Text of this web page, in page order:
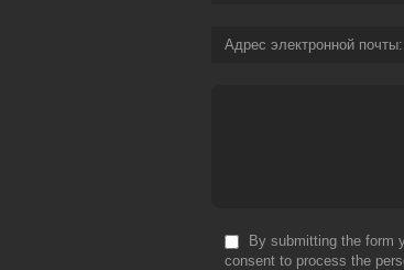
Адрес электронной почты
By submitting the form
consent to process the